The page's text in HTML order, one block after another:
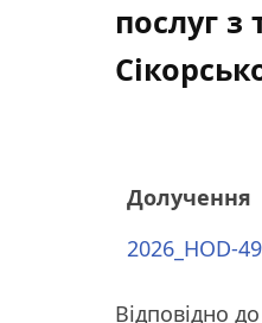
послуг
Долучення
2026_HOD-
Відповідно